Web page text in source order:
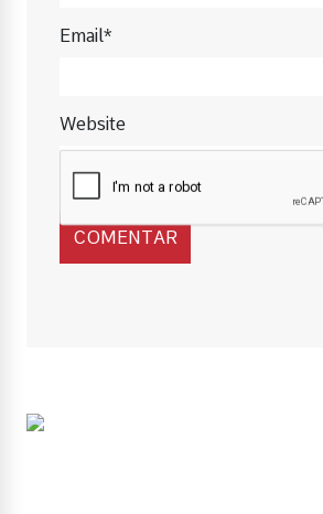
Email*
Website